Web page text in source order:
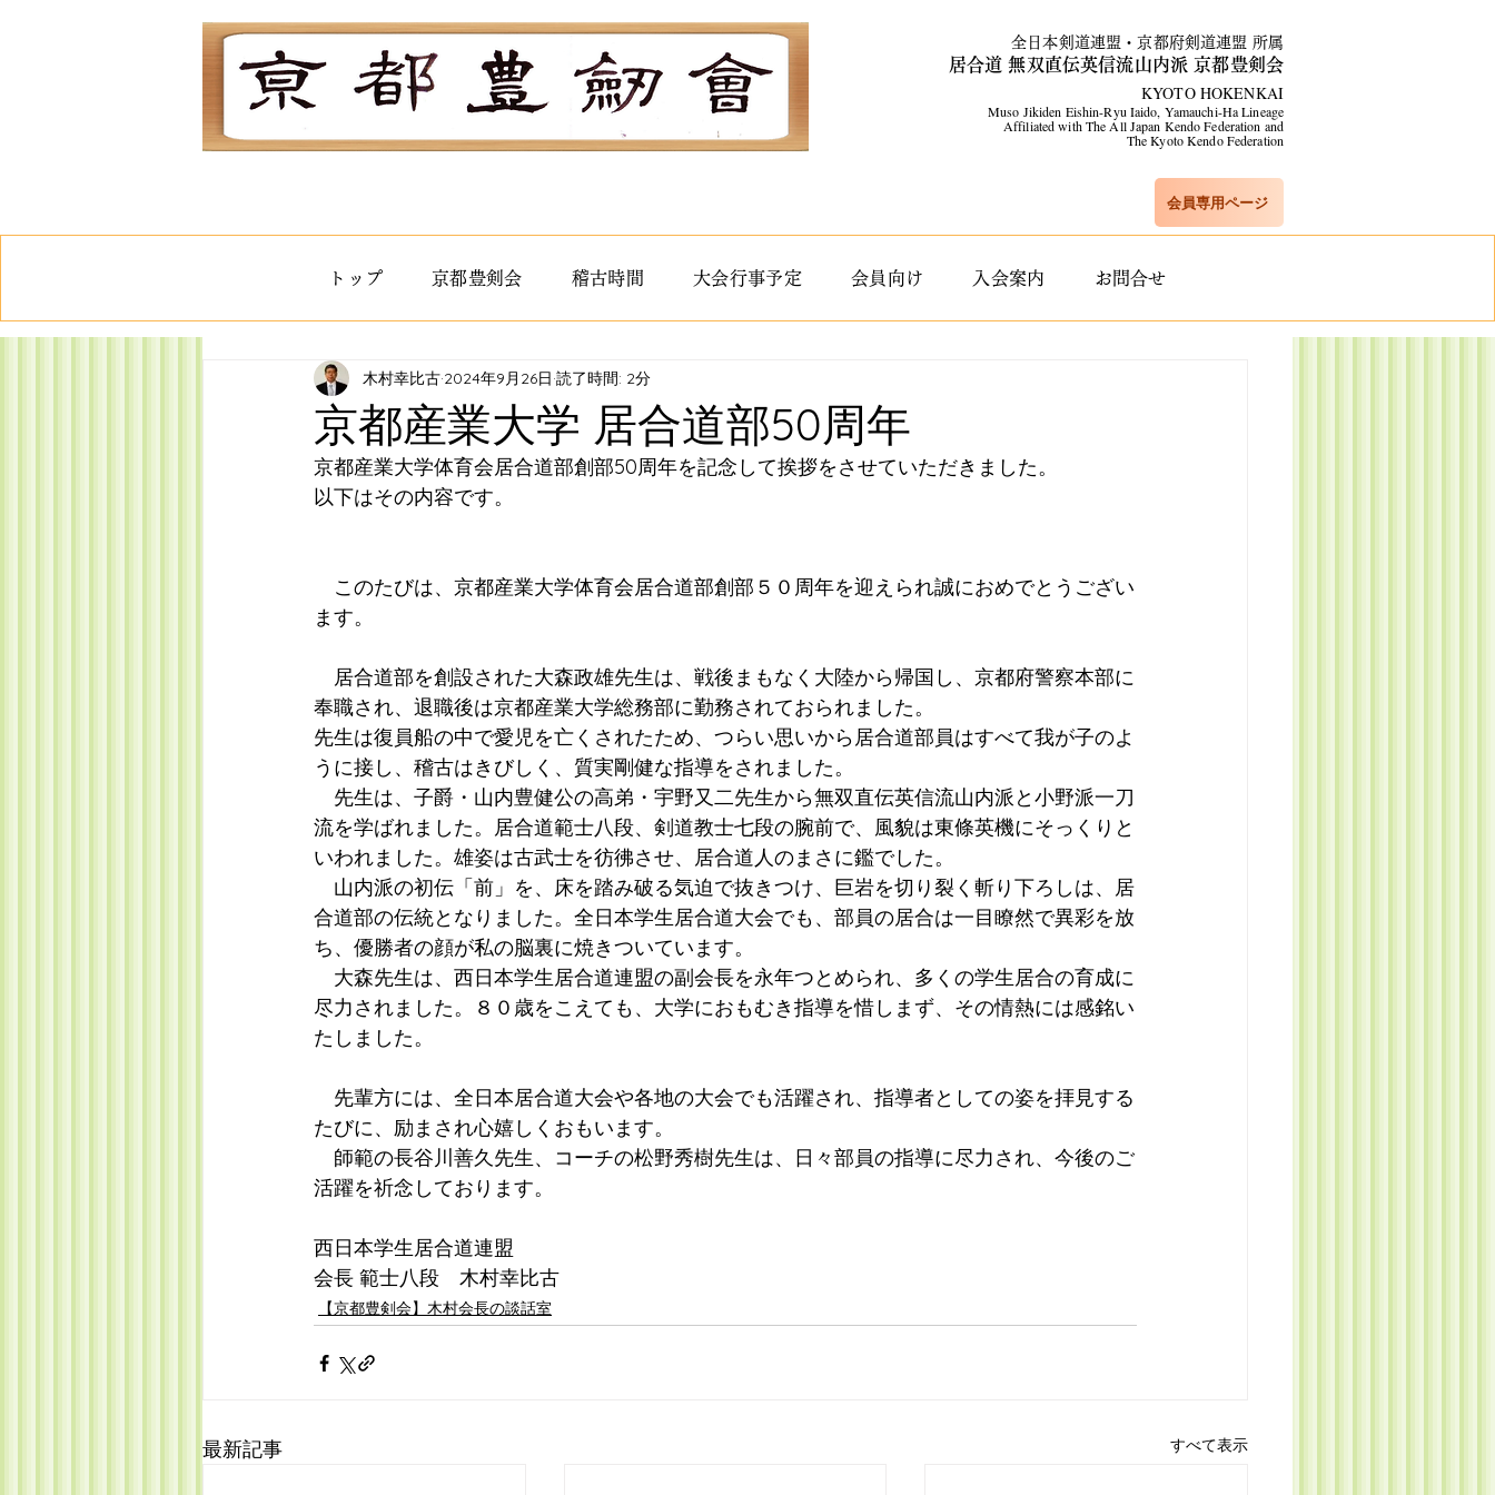
全日本剣道連盟・京都府剣道連盟 所属
居合道 無双直伝英信流山内派 京都豊剣会
KYOTO HOKENKAI
Muso Jikiden Eishin-Ryu Iaido, Yamauchi-Ha Lineage​
Affiliated with The All Japan Kendo Federation and
The Kyoto Kendo Federation
会員専用ページ
トップ 京都豊剣会 稽古時間 大会行事予定 会員向け 入会案内 お問合せ
京都産業大学 居合道部50周年
木村幸比古 2024年9月26日 読了時間: 2分
京都産業大学体育会居合道部創部50周年を記念して挨拶をさせていただきました。
以下はその内容です。
このたびは、京都産業大学体育会居合道部創部５０周年を迎えられ誠におめでとうござい
ます。
居合道部を創設された大森政雄先生は、戦後まもなく大陸から帰国し、京都府警察本部に
奉職され、退職後は京都産業大学総務部に勤務されておられました。
先生は復員船の中で愛児を亡くされたため、つらい思いから居合道部員はすべて我が子のよ
うに接し、稽古はきびしく、質実剛健な指導をされました。
先生は、子爵・山内豊健公の高弟・宇野又二先生から無双直伝英信流山内派と小野派一刀
流を学ばれました。居合道範士八段、剣道教士七段の腕前で、風貌は東條英機にそっくりと
いわれました。雄姿は古武士を彷彿させ、居合道人のまさに鑑でした。
山内派の初伝「前」を、床を踏み破る気迫で抜きつけ、巨岩を切り裂く斬り下ろしは、居
合道部の伝統となりました。全日本学生居合道大会でも、部員の居合は一目瞭然で異彩を放
ち、優勝者の顔が私の脳裏に焼きついています。
大森先生は、西日本学生居合道連盟の副会長を永年つとめられ、多くの学生居合の育成に
尽力されました。８０歳をこえても、大学におもむき指導を惜しまず、その情熱には感銘い
たしました。
先輩方には、全日本居合道大会や各地の大会でも活躍され、指導者としての姿を拝見する
たびに、励まされ心嬉しくおもいます。
師範の長谷川善久先生、コーチの松野秀樹先生は、日々部員の指導に尽力され、今後のご
活躍を祈念しております。
西日本学生居合道連盟
会長 範士八段　木村幸比古
【京都豊剣会】​木村会長の談話室
最新記事 すべて表示